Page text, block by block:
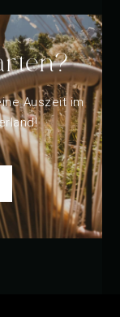
Auszeit im